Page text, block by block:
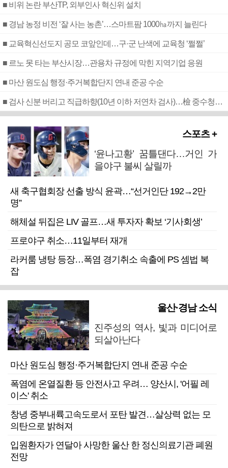
■ 비위 논란 부산TP, 외부인사 혁신위 설치
■ 경남 농정 비전 ‘잘 사는 농촌’…스마트팜 1000㏊까지 늘린다
■ 교육혁신선도지 공모 코앞인데…구·군 난색에 교육청 ‘쩔쩔’
■ 르노 못 타는 부산시장…관용차 규정에 막힌 지역기업 응원
■ 마산 원도심 행정·주거복합단지 연내 준공 수순
■ 검사 신분 버리고 직급하향(10년 이하 저연차 검사)…檢 중수청행 기피
스포츠 +
‘윤나고황’ 꿈틀댄다…거인 가
을야구 불씨 살릴까
새 축구협회장 선출 방식 윤곽…“선거인단 192→2만
명”
해체설 뒤집은 LIV 골프…새 투자자 확보 ‘기사회생’
프로야구 취소…11일부터 재개
라커룸 냉탕 등장…폭염 경기취소 속출에 PS 셈법 복
잡
울산·경남 소식
진주성의 역사, 빛과 미디어로
되살아난다
마산 원도심 행정·주거복합단지 연내 준공 수순
폭염에 온열질환 등 안전사고 우려… 양산시, '어필 레
이스' 취소
창녕 중부내륙고속도로서 포탄 발견…살상력 없는 모
의탄으로 밝혀져
입원환자가 연달아 사망한 울산 한 정신의료기관 폐원
전망